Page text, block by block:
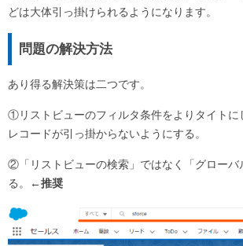
どは大体引っ掛けられるようになります。
問題の解決方法
あり得る解決策は二つです。
①リストビューのフィルタ条件をよりタイトに
レコードが引っ掛からないようにする。
②「リストビューの検索」ではなく「グローバ
る。
←推奨